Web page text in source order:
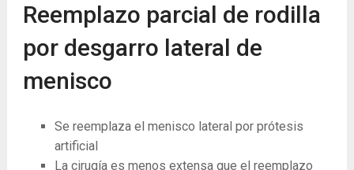
Reemplazo parcial de rodilla
por desgarro lateral de
menisco
Se reemplaza el menisco lateral por prótesis
artificial
La cirugía es menos extensa que el reemplazo